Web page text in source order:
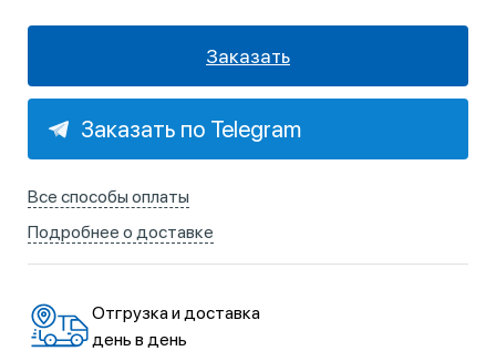
Заказать
Заказать по Telegram
Все способы оплаты
Подробнее о доставке
Отгрузка и доставка
день в день